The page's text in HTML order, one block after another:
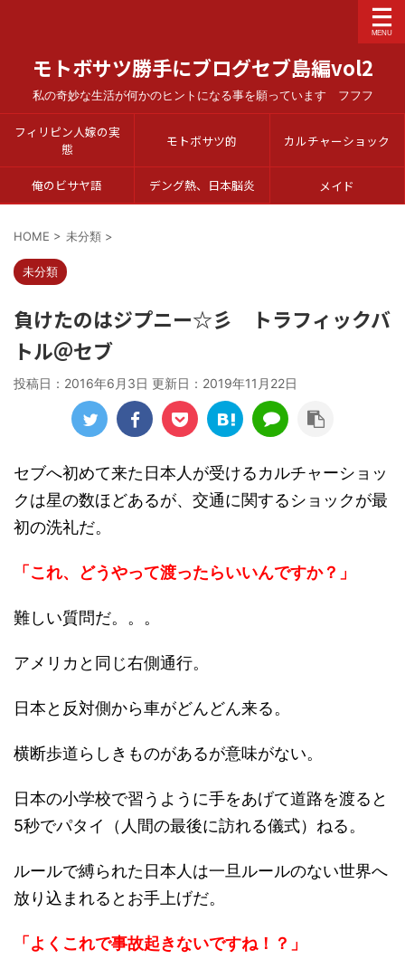
モトボサツ勝手にブログセブ島編vol2
私の奇妙な生活が何かのヒントになる事を願っています フフフ
フィリピン人嫁の実
態
モトボサツ的 カルチャーショック
俺のビサヤ語 デング熱、日本脳炎 メイド
HOME > 未分類 >
未分類
負けたのはジプニー☆彡 トラフィックバ
トル＠セブ
投稿日：2016年6月3日 更新日： 2019年11月22日
セブへ初めて来た日本人が受けるカルチャーショッ
クは星の数ほどあるが、交通に関するショックが最
初の洗礼だ。
「これ、どうやって渡ったらいいんですか？」
難しい質問だ。。。
アメリカと同じ右側通行。
日本と反対側から車がどんどん来る。
横断歩道らしきものがあるが意味がない。
日本の小学校で習うように手をあげて道路を渡ると
5秒でパタイ（人間の最後に訪れる儀式）ねる。
ルールで縛られた日本人は一旦ルールのない世界へ
放り込まれるとお手上げだ。
「よくこれで事故起きないですね！？」